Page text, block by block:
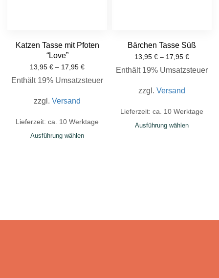
Katzen Tasse mit Pfoten
“Love”
13,95 € – 17,95 €
Enthält 19% Umsatzsteuer
zzgl. Versand
Lieferzeit: ca. 10 Werktage
Ausführung wählen
Bärchen Tasse Süß
13,95 € – 17,95 €
Enthält 19% Umsatzsteuer
zzgl. Versand
Lieferzeit: ca. 10 Werktage
Ausführung wählen